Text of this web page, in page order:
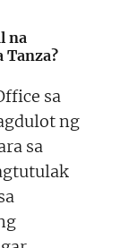
na
Tanza?
sa
ng
sa